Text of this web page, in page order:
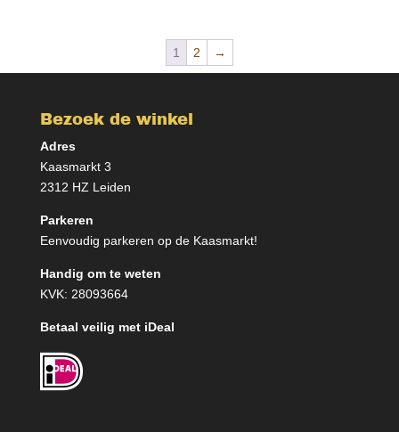
1 2 →
Bezoek de winkel
Adres
Kaasmarkt 3
2312 HZ Leiden
Parkeren
Eenvoudig parkeren op de Kaasmarkt!
Handig om te weten
KVK: 28093664
Betaal veilig met iDeal